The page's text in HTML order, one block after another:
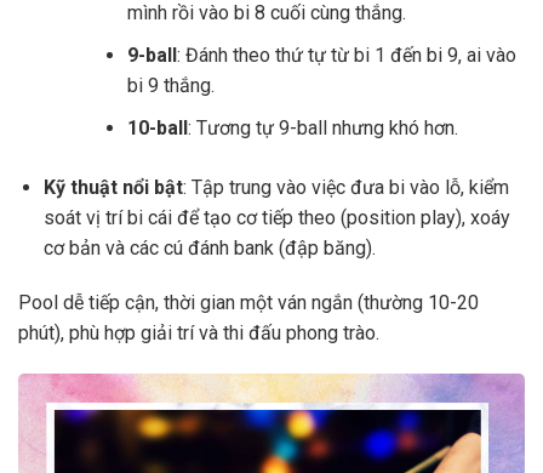
mình rồi vào bi 8 cuối cùng thắng.
9-ball: Đánh theo thứ tự từ bi 1 đến bi 9, ai vào
bi 9 thắng.
10-ball: Tương tự 9-ball nhưng khó hơn.
Kỹ thuật nổi bật: Tập trung vào việc đưa bi vào lỗ, kiểm
soát vị trí bi cái để tạo cơ tiếp theo (position play), xoáy
cơ bản và các cú đánh bank (đập băng).
Pool dễ tiếp cận, thời gian một ván ngắn (thường 10-20
phút), phù hợp giải trí và thi đấu phong trào.